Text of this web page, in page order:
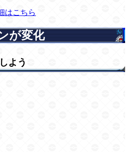
はこちら
が変化
よう